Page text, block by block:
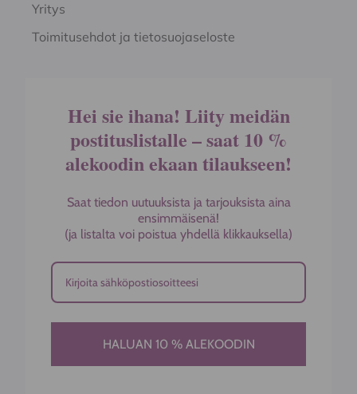
Yritys
Toimitusehdot ja tietosuojaseloste
Hei sie ihana! Liity meidän
postituslistalle – saat 10 %
alekoodin ekaan tilaukseen!
Saat tiedon uutuuksista ja tarjouksista aina
ensimmäisenä!
(ja listalta voi poistua yhdellä klikkauksella)
HALUAN 10 % ALEKOODIN